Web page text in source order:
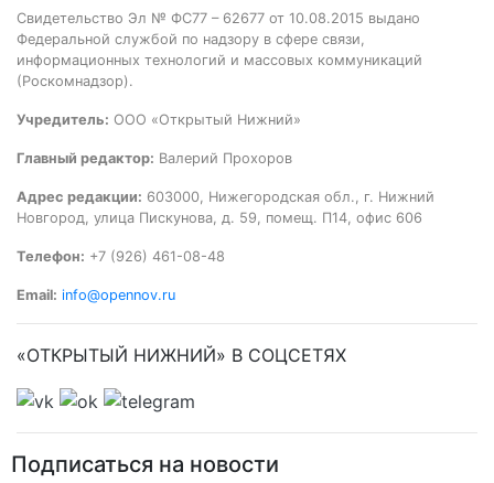
Свидетельство Эл № ФС77 – 62677 от 10.08.2015 выдано
Федеральной службой по надзору в сфере связи,
информационных технологий и массовых коммуникаций
(Роскомнадзор).
Учредитель: ООО «Открытый Нижний»
Главный редактор: Валерий Прохоров
Адрес редакции: 603000, Нижегородская обл., г. Нижний
Новгород, улица Пискунова, д. 59, помещ. П14, офис 606
Телефон: +7 (926) 461-08-48
Email: info@opennov.ru
«ОТКРЫТЫЙ НИЖНИЙ» В СОЦСЕТЯХ
Подписаться на новости